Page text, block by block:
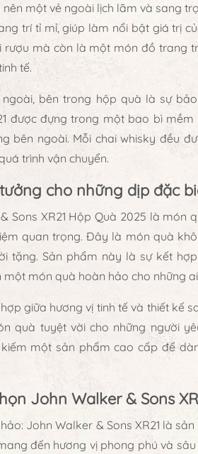
một vẻ ngoài lịch lãm và sang
trí tỉ mỉ, giúp làm nổi bật giá trị
rượu mà còn là một món đồ trang
tế.
bên trong hộp quà là sự
được đựng trong một bao bì
bên ngoài. Mỗi chai whisky đều
trình vận chuyển.
cho những dịp đặc
Sons XR21 Hộp Quà 2025 là
quan trọng. Đây là món quà
tặng. Sản phẩm này là sự kết
món quà hoàn hảo cho những
giữa hương vị tinh tế và thiết kế
quà tuyệt vời cho những người
một sản phẩm cao cấp để
John Walker & Sons
: John Walker & Sons XR21 là
đến hương vị phong phú và